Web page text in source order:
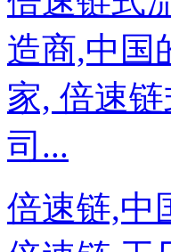
造商,中国
家, 倍速
司...
倍速链,中